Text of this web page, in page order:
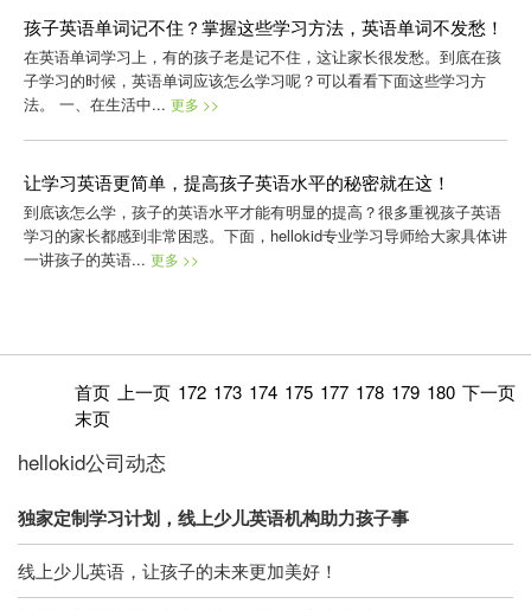
孩子英语单词记不住？掌握这些学习方法，英语单词不发愁！
在英语单词学习上，有的孩子老是记不住，这让家长很发愁。到底在孩
子学习的时候，英语单词应该怎么学习呢？可以看看下面这些学习方
法。 一、在生活中... 更多 >>
让学习英语更简单，提高孩子英语水平的秘密就在这！
到底该怎么学，孩子的英语水平才能有明显的提高？很多重视孩子英语
学习的家长都感到非常困惑。下面，hellokid专业学习导师给大家具体讲
一讲孩子的英语... 更多 >>
首页 上一页 172 173 174 175 177 178 179 180 下一页
末页
hellokid公司动态
独家定制学习计划，线上少儿英语机构助力孩子事
线上少儿英语，让孩子的未来更加美好！